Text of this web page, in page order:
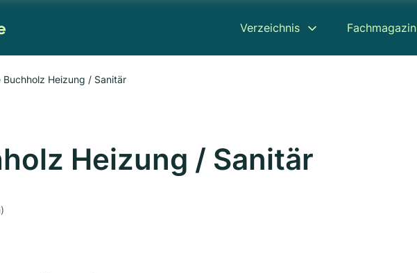
Verzeichnis Fachmagazin
Buchholz Heizung / Sanitär
Heizung / Sanitär